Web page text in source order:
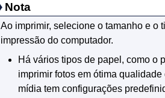
Nota
Ao imprimir, selecione o tamanho e o
impressão do computador.
Há vários tipos de papel, como o
imprimir fotos em ótima
mídia tem configurações